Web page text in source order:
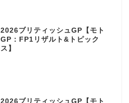
2026ブリティッシュGP【モト
GP：FP1リザルト&トピック
ス】
2026ブリティッシュGP【モト